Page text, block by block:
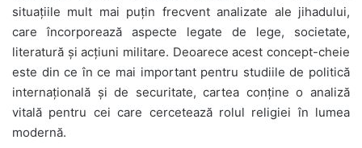
situațiile mult mai puțin frecvent analizate ale jihadului,
care încorporează aspecte legate de lege, societate,
literatură și acțiuni militare. Deoarece acest concept-cheie
este din ce în ce mai important pentru studiile de politică
internațională și de securitate, cartea conține o analiză
vitală pentru cei care cercetează rolul religiei în lumea
modernă.